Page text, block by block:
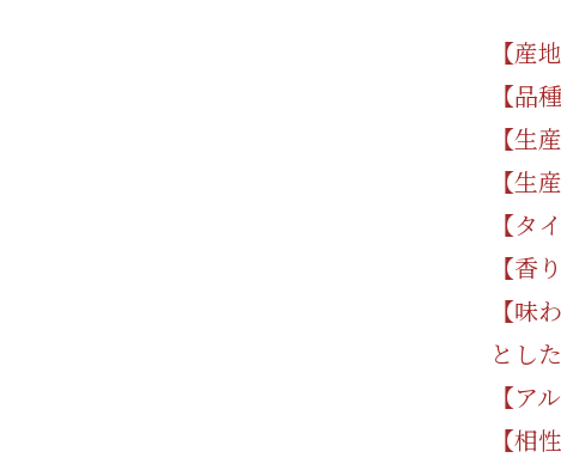
【産
【品
【生
【生
【タ
【香
【味
とし
【ア
【相